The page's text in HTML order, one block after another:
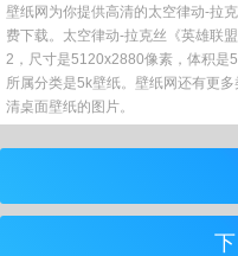
壁纸网为你提供高清的太空律动-拉
费下载。太空律动-拉克丝《英雄联
2，尺寸是5120x2880像素，体积是
所属分类是5k壁纸。壁纸网还有更
清桌面壁纸的图片。